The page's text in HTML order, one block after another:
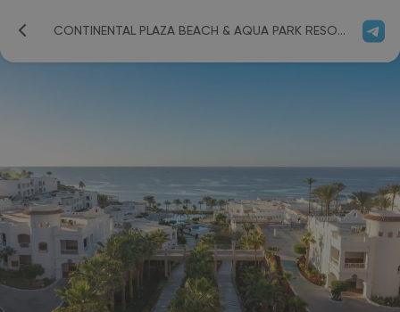
CONTINENTAL PLAZA BEACH & AQUA PARK RESORT 4*